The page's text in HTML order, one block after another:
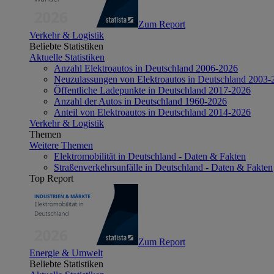
Zum Report
Verkehr & Logistik
Beliebte Statistiken
Aktuelle Statistiken
Anzahl Elektroautos in Deutschland 2006-2026
Neuzulassungen von Elektroautos in Deutschland 2003-
Öffentliche Ladepunkte in Deutschland 2017-2026
Anzahl der Autos in Deutschland 1960-2026
Anteil von Elektroautos in Deutschland 2014-2026
Verkehr & Logistik
Themen
Weitere Themen
Elektromobilität in Deutschland - Daten & Fakten
Straßenverkehrsunfälle in Deutschland - Daten & Fakten
Top Report
Zum Report
Energie & Umwelt
Beliebte Statistiken